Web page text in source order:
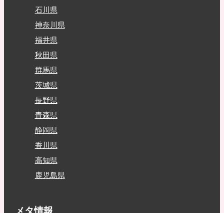
石川県
神奈川県
福井県
秋田県
群馬県
茨城県
長野県
青森県
静岡県
香川県
高知県
鹿児島県
メタ情報